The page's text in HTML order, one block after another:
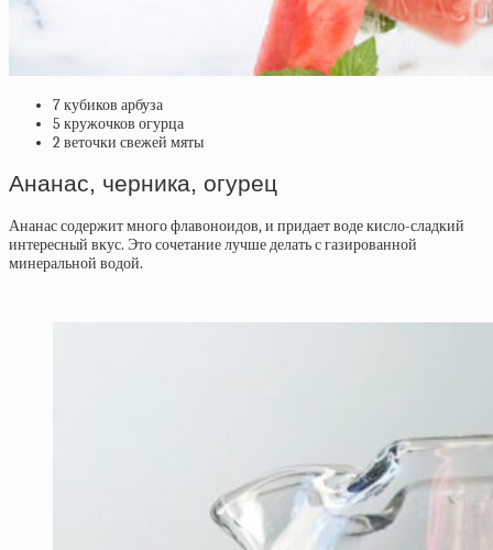
7 кубиков арбуза
5 кружочков огурца
2 веточки свежей мяты
Ананас, черника, огурец
Ананас содержит много флавоноидов, и придает воде кисло-сладкий
интересный вкус. Это сочетание лучше делать с газированной
минеральной водой.